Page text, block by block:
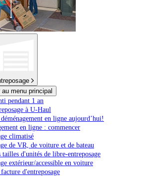
au menu principal
pendant 1 an
à U-Haul
en ligne aujourd’hui!
en ligne : commencer
climatisé
de VR, de voiture et de bateau
tailles d'unités de libre-entreposage
extérieur/accessible en voiture
d'entreposage